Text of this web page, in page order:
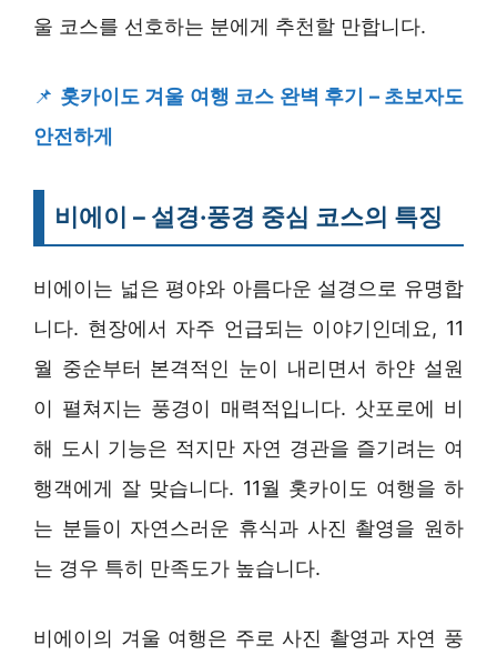
울 코스를 선호하는 분에게 추천할 만합니다.
📌 홋카이도 겨울 여행 코스 완벽 후기 – 초보자도
안전하게
비에이 – 설경·풍경 중심 코스의 특징
비에이는 넓은 평야와 아름다운 설경으로 유명합
니다. 현장에서 자주 언급되는 이야기인데요, 11
월 중순부터 본격적인 눈이 내리면서 하얀 설원
이 펼쳐지는 풍경이 매력적입니다. 삿포로에 비
해 도시 기능은 적지만 자연 경관을 즐기려는 여
행객에게 잘 맞습니다. 11월 홋카이도 여행을 하
는 분들이 자연스러운 휴식과 사진 촬영을 원하
는 경우 특히 만족도가 높습니다.
비에이의 겨울 여행은 주로 사진 촬영과 자연 풍